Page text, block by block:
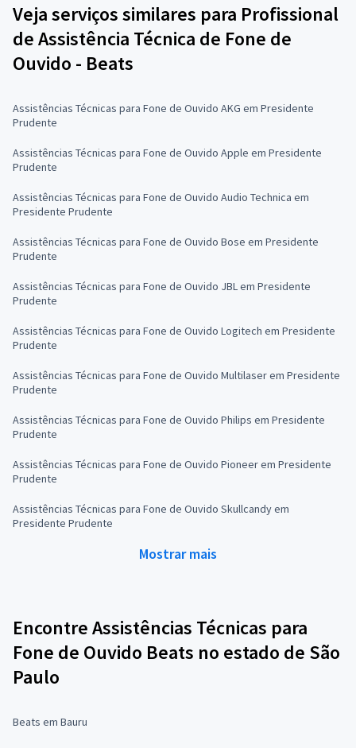
Veja serviços similares para Profissional
de Assistência Técnica de Fone de
Ouvido - Beats
Assistências Técnicas para Fone de Ouvido AKG em Presidente
Prudente
Assistências Técnicas para Fone de Ouvido Apple em Presidente
Prudente
Assistências Técnicas para Fone de Ouvido Audio Technica em
Presidente Prudente
Assistências Técnicas para Fone de Ouvido Bose em Presidente
Prudente
Assistências Técnicas para Fone de Ouvido JBL em Presidente
Prudente
Assistências Técnicas para Fone de Ouvido Logitech em Presidente
Prudente
Assistências Técnicas para Fone de Ouvido Multilaser em Presidente
Prudente
Assistências Técnicas para Fone de Ouvido Philips em Presidente
Prudente
Assistências Técnicas para Fone de Ouvido Pioneer em Presidente
Prudente
Assistências Técnicas para Fone de Ouvido Skullcandy em
Presidente Prudente
Mostrar mais
Encontre Assistências Técnicas para
Fone de Ouvido Beats no estado de São
Paulo
Beats em Bauru